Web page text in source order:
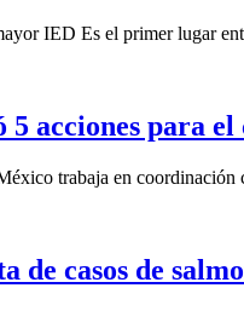
IED Es el primer lugar
acciones para
trabaja en
de casos de